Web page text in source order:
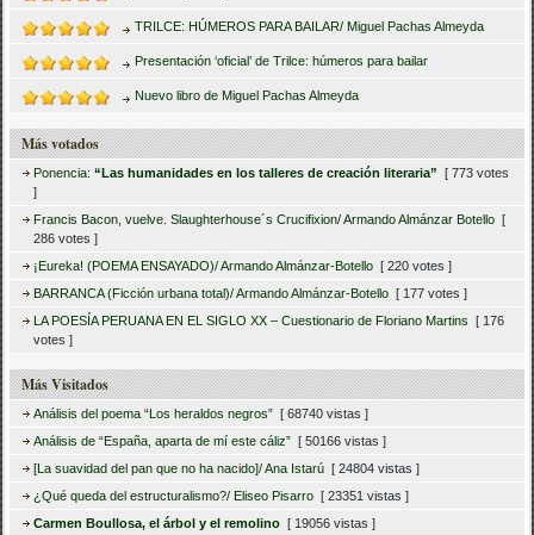
TRILCE: HÚMEROS PARA BAILAR/ Miguel Pachas Almeyda
Presentación ‘oficial’ de Trilce: húmeros para bailar
Nuevo libro de Miguel Pachas Almeyda
Más votados
Ponencia:“Las humanidades en los talleres de creación literaria” [ 773 votes
]
Francis Bacon, vuelve. Slaughterhouse´s Crucifixion/ Armando Almánzar Botello [
286 votes ]
¡Eureka! (POEMA ENSAYADO)/ Armando Almánzar-Botello [ 220 votes ]
BARRANCA (Ficción urbana total)/ Armando Almánzar-Botello [ 177 votes ]
LA POESÍA PERUANA EN EL SIGLO XX – Cuestionario de Floriano Martins [ 176
votes ]
Más Visitados
Análisis del poema “Los heraldos negros” [ 68740 vistas ]
Análisis de “España, aparta de mí este cáliz” [ 50166 vistas ]
[La suavidad del pan que no ha nacido]/ Ana Istarú [ 24804 vistas ]
¿Qué queda del estructuralismo?/ Eliseo Pisarro [ 23351 vistas ]
Carmen Boullosa, el árbol y el remolino [ 19056 vistas ]